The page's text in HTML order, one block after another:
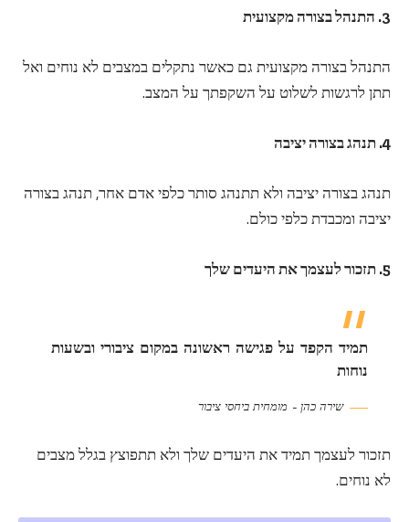
3. התנהל בצורה מקצועית
התנהל בצורה מקצועית גם כאשר נתקלים במצבים לא נוחים ואל
תתן לרגשות לשלוט על השקפתך על המצב.
4. תנהג בצורה יציבה
תנהג בצורה יציבה ולא תתנהג סותר כלפי אדם אחר, תנהג בצורה
יציבה ומכבדת כלפי כולם.
5. תזכור לעצמך את היעדים שלך
תמיד הקפד על פגישה ראשונה במקום ציבורי ובשעות
נוחות
שירה כהן – מומחית ביחסי ציבור
תזכור לעצמך תמיד את היעדים שלך ולא תתפוצץ בגלל מצבים
לא נוחים.